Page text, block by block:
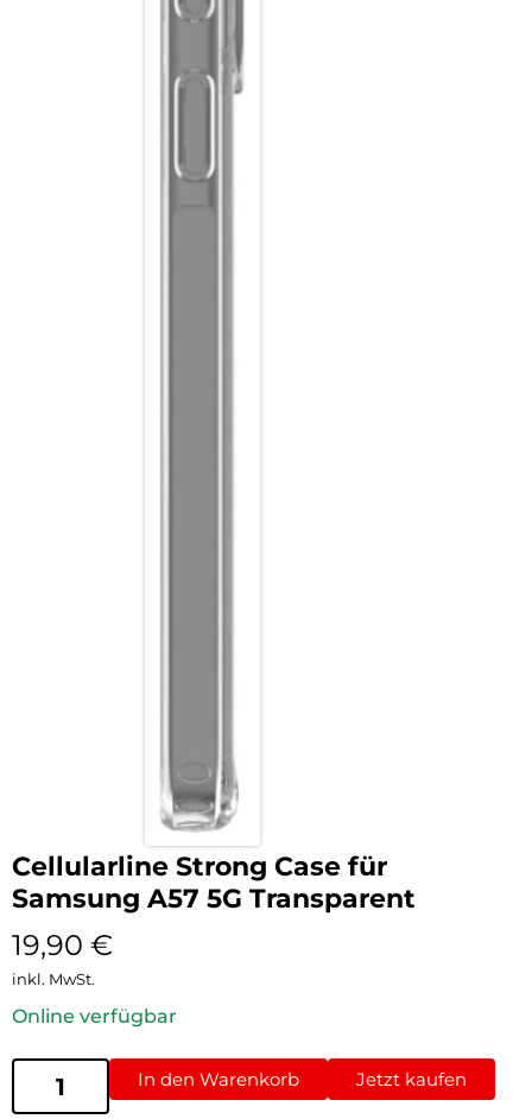
Cellularline Strong Case für
Samsung A57 5G Transparent
19,90 €
inkl. MwSt.
Online verfügbar
In den Warenkorb Jetzt kaufen